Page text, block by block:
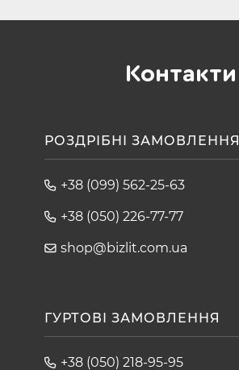
Контакти
РОЗДРІБНІ ЗАМОВЛЕННЯ
+38 (099) 562-25-63
+38 (050) 226-77-77
shop@bizlit.com.ua
ГУРТОВІ ЗАМОВЛЕННЯ
+38 (050) 218-95-95